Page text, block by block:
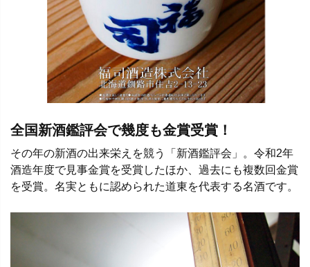
全国新酒鑑評会で幾度も金賞受賞！
その年の新酒の出来栄えを競う「新酒鑑評会」。令和2年
酒造年度で見事金賞を受賞したほか、過去にも複数回金賞
を受賞。名実ともに認められた道東を代表する名酒です。